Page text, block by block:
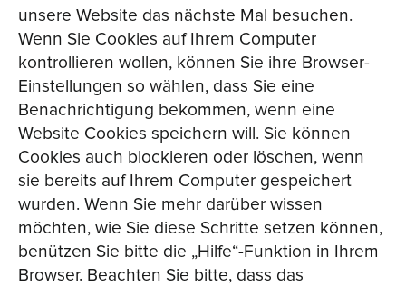
unsere Website das nächste Mal besuchen.
Wenn Sie Cookies auf Ihrem Computer
kontrollieren wollen, können Sie ihre Browser-
Einstellungen so wählen, dass Sie eine
Benachrichtigung bekommen, wenn eine
Website Cookies speichern will. Sie können
Cookies auch blockieren oder löschen, wenn
sie bereits auf Ihrem Computer gespeichert
wurden. Wenn Sie mehr darüber wissen
möchten, wie Sie diese Schritte setzen können,
benützen Sie bitte die „Hilfe“-Funktion in Ihrem
Browser. Beachten Sie bitte, dass das